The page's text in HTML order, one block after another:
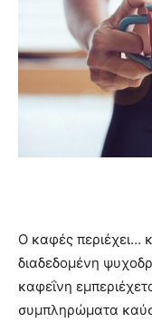
Ο καφές περιέχει…
διαδεδομένη
καφεΐνη
συμπληρώματα